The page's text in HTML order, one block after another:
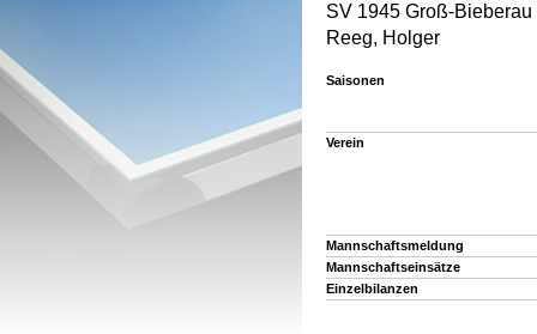
SV 1945 Groß-Bieberau
Reeg, Holger
Saisonen
Verein
Mannschaftsmeldung
Mannschaftseinsätze
Einzelbilanzen